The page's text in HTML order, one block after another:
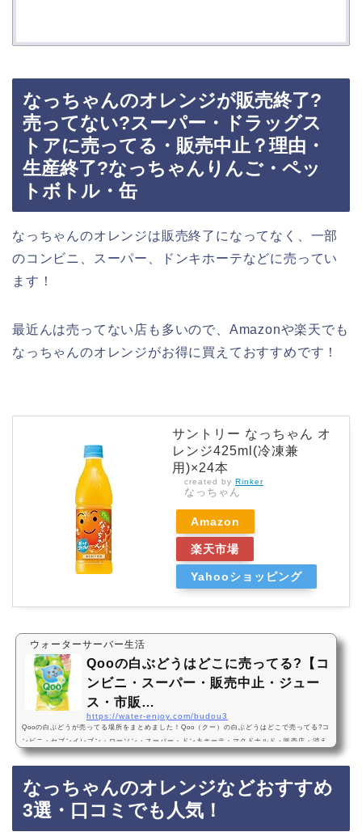
なっちゃんのオレンジが販売終了?
売ってない?スーパー・ドラッグス
トアに売ってる・販売中止？理由・
生産終了?なっちゃんりんご・ペッ
トボトル・缶
なっちゃんのオレンジは販売終了になってなく、一部
のコンビニ、スーパー、ドンキホーテなどに売ってい
ます！
最近んは売ってない店も多いので、Amazonや楽天でも
なっちゃんのオレンジがお得に買えておすすめです！
サントリー なっちゃん オ
レンジ425ml(冷凍兼
用)×24本
created by Rinker
なっちゃん
Amazon
楽天市場
Yahooショッピング
ウォーターサーバー生活
Qooの白ぶどうはどこに売ってる?【コ
ンビニ・スーパー・販売中止・ジュー
ス・市販…
https://water-enjoy.com/budou3
Qooの白ぶどうが売ってる場所をまとめました！Qoo（クー）の白ぶどうはどこで売ってる?コ
ンビニ・セブンイレブン・ローソン・スーパー・ドンキホーテ・マクドナルド・販売店・消え
た？どこで買える?通販・Amazon・楽天・販売中止?売ってない?2024年2月12日から復活販
ンなどのコンビニ、スーパー、ドンキホーテに売っています！店舗によっては売ってない店も
あるので、Amazonや楽天でもQoo（クー）の白ぶどうがお得に買えておすすめです！Qooの
白ぶ…
なっちゃんのオレンジなどおすすめ
3選・口コミでも人気！